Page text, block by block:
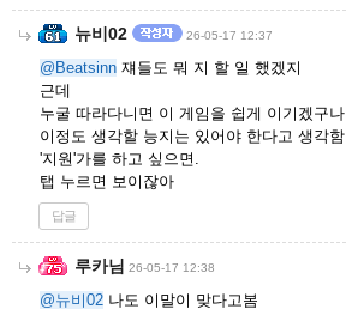
뉴비02 26-05-17 12:37
@Beatsinn 쟤들도 뭐 지 할 일 했겠지
근데
누굴 따라다니면 이 게임을 쉽게 이기겠구나
이정도 생각할 능지는 있어야 한다고 생각함
'지원'가를 하고 싶으면.
탭 누르면 보이잖아
답글
루카님 26-05-17 12:38
@뉴비02 나도 이말이 맞다고봄